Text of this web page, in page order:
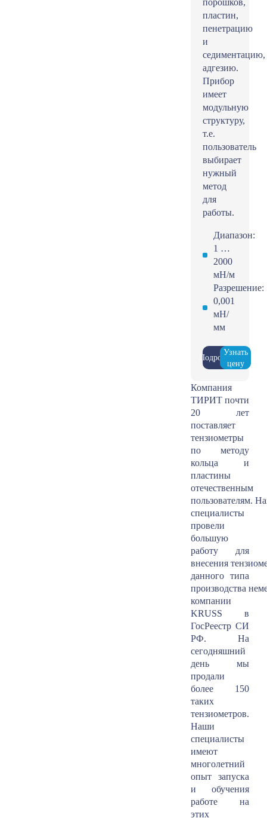
порошков,
пластин,
пенетрацию
и
седиментацию,
адгезию.
Прибор
имеет
модульную
структуру,
т.е.
пользователь
выбирает
нужный
метод
для
работы.
Диапазон:
1 …
2000
мН/м
Разрешение:
0,001
мН/
мм
Подробнее
Узнать
цену
Компания
ТИРИТ почти
20 лет
поставляет
тензиометры
по методу
кольца и
пластины
отечественным
пользователям.
специалисты
провели
большую
работу для
внесения
данного типа
производства
компании
KRUSS в
ГосРеестр СИ
РФ. На
сегодняшний
день мы
продали
более 150
таких
тензиометров.
Наши
специалисты
имеют
многолетний
опыт запуска
и обучения
работе на
этих